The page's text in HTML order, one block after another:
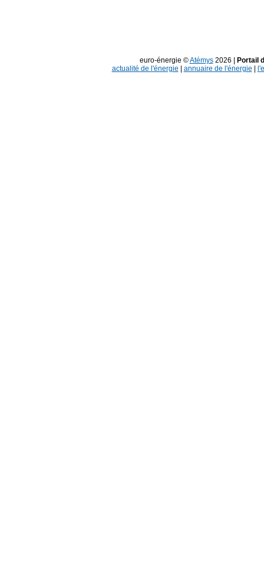
euro-énergie ©Atémys2026 |
Portail
actualité de l'énergie
annuaire de l'énergie